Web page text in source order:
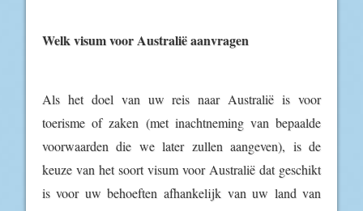
Welk visum voor Australië aanvragen
Als het doel van uw reis naar Australië is voor
toerisme of zaken (met inachtneming van bepaalde
voorwaarden die we later zullen aangeven), is de
keuze van het soort visum voor Australië dat geschikt
is voor uw behoeften afhankelijk van uw land van